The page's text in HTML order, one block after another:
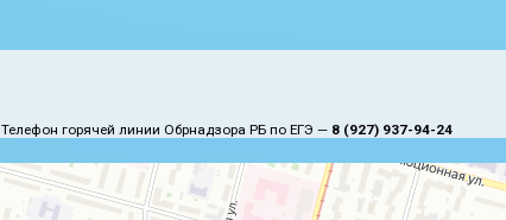
Телефон горячей линии Обрнадзора РБ по ЕГЭ — 8 (927) 937-94-24